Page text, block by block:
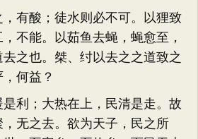
有酸；徒水则必不可。以狸致
不能。以茹鱼去蝇，蝇愈至，
之也。桀、纣以去之之道致之
何益？
；大热在上，民清是走。故
无之去。欲为天子，民之所